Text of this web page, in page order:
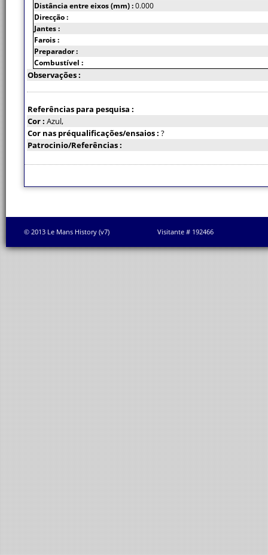
Distância entre eixos (mm) :0.000
Direcção :
Jantes :
Farois :
Preparador :
Combustível :
Observações :
Referências para pesquisa :
Cor : Azul,
Cor nas préqualificações/ensaios : ?
Patrocinio/Referências :
© 2013 Le Mans History (v7) Visitante # 192466